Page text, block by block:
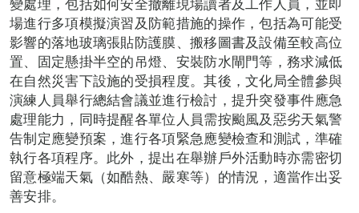
變處理，包括如何安全撤離現場讀者及工作人員，並即
場進行多項模擬演習及防範措施的操作，包括為可能受
影響的落地玻璃張貼防護膜、搬移圖書及設備至較高位
置、固定懸掛半空的吊燈、安裝防水閘門等，務求減低
在自然災害下設施的受損程度。其後，文化局全體參與
演練人員舉行總結會議並進行檢討，提升突發事件應急
處理能力，同時提醒各單位人員需按颱風及惡劣天氣警
告制定應變預案，進行各項緊急應變檢查和測試，準確
執行各項程序。此外，提出在舉辦戶外活動時亦需密切
留意極端天氣（如酷熱、嚴寒等）的情況，適當作出妥
善安排。